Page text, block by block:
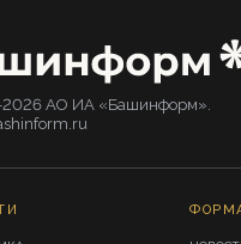
2026 АО ИА «Башинформ».